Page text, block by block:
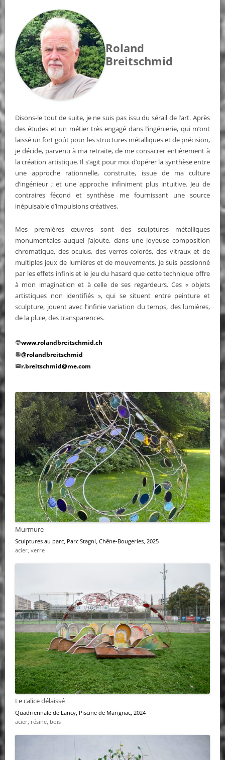
Roland
Breitschmid
Disons-le tout de suite, je ne suis pas issu du sérail de l’art. Après
des études et un métier très engagé dans l’ingénierie, qui m’ont
laissé un fort goût pour les structures métalliques et de précision,
je décide, parvenu à ma retraite, de me consacrer entièrement à
la création artistique. Il s’agit pour moi d’opérer la synthèse entre
une approche rationnelle, construite, issue de ma culture
d’ingénieur ; et une approche infiniment plus intuitive. Jeu de
contraires fécond et synthèse me fournissant une source
inépuisable d’impulsions créatives.
Mes premières œuvres sont des sculptures métalliques
monumentales auquel j’ajoute, dans une joyeuse composition
chromatique, des oculus, des verres colorés, des vitraux et de
multiples jeux de lumières et de mouvements. Je suis passionné
par les effets infinis et le jeu du hasard que cette technique offre
à mon imagination et à celle de ses regardeurs. Ces « objets
artistiques non identifiés », qui se situent entre peinture et
sculpture, jouent avec l’infinie variation du temps, des lumières,
de la pluie, des transparences.
DÉTAILS
DU
www.rolandbreitschmid.ch
@rolandbreitschmid
r.breitschmid@me.com
GALERIE
Murmure
Sculptures au parc , Parc Stagni, Chêne-Bougeries, 2025
acier, verre
Le calice délaissé
Quadriennale de Lancy , Piscine de Marignac, 2024
acier, résine, bois